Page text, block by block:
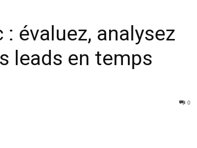
évaluez, analysez
leads en temps
0